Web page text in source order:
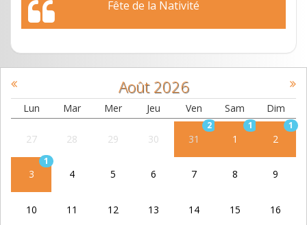
Fête de la Nativité
Août 2026
Lun Mar Mer Jeu Ven Sam Dim
27 28 29 30 31
2
1
1
2
1
3
1
4 5 6 7 8 9
10 11 12 13 14 15 16